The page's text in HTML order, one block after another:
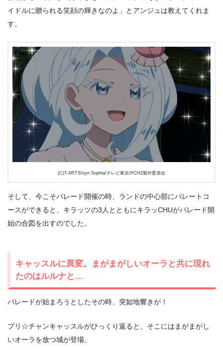
イドルに贈られる笑顔の輝きなのよ」とアンジュは教えてくれま
す。
(C)T-ARTS/syn Sophia/テレビ東京/PCH2製作委員会
そして、今こそパレード開催の時、ランドの中心部にパレートコ
ースができると、キラッツの3人とともにキラッCHUがパレード開
始の合図を出すのでした。
キャッスルに異変。まがまがしいオーラと共に現れ
たのはルルナと…
パレードが始まろうとしたその時、突如地響きが！
プリ☆チャンキャッスルがひっくり返ると、そこにはまがまがし
いオーラを放つ城が登場。